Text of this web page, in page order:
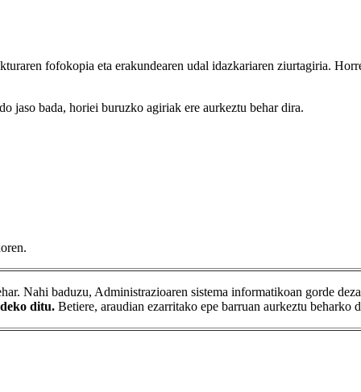
fofokopia eta erakundearen udal idazkariaren ziurtagiria.
jaso bada, horiei buruzko agiriak ere aurkeztu behar dira.
Nahi baduzu, Administrazioaren sistema informatikoan gorde
ditu. Betiere, araudian ezarritako epe barruan aurkeztu beharko